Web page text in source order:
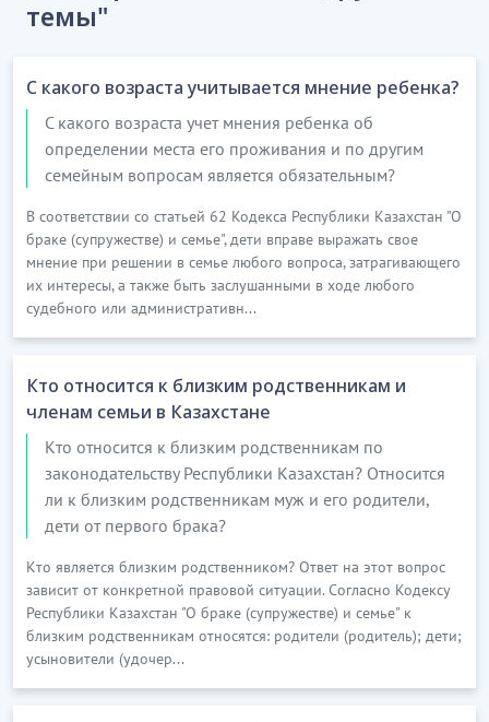
темы"
С какого возраста учитывается мнение ребенка?
С какого возраста учет мнения ребенка об
определении места его проживания и по другим
семейным вопросам является обязательным?
В соответствии со статьей 62 Кодекса Республики Казахстан "О
браке (супружестве) и семье", дети вправе выражать свое
мнение при решении в семье любого вопроса, затрагивающего
их интересы, а также быть заслушанными в ходе любого
судебного или административн...
Кто относится к близким родственникам и
членам семьи в Казахстане
Кто относится к близким родственникам по
законодательству Республики Казахстан? Относится
ли к близким родственникам муж и его родители,
дети от первого брака?
Кто является близким родственником? Ответ на этот вопрос
зависит от конкретной правовой ситуации. Согласно Кодексу
Республики Казахстан "О браке (супружестве) и семье" к
близким родственникам относятся: родители (родитель); дети;
усыновители (удочер...